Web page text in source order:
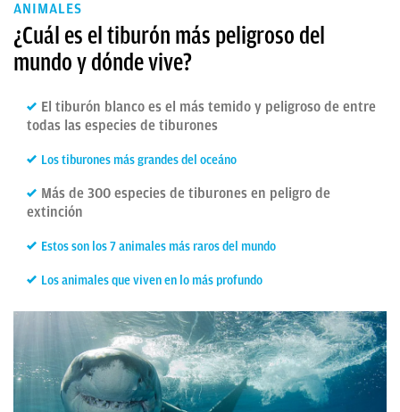
ANIMALES
¿Cuál es el tiburón más peligroso del
mundo y dónde vive?
El tiburón blanco es el más temido y peligroso de entre
todas las especies de tiburones
Los tiburones más grandes del oceáno
Más de 300 especies de tiburones en peligro de
extinción
Estos son los 7 animales más raros del mundo
Los animales que viven en lo más profundo